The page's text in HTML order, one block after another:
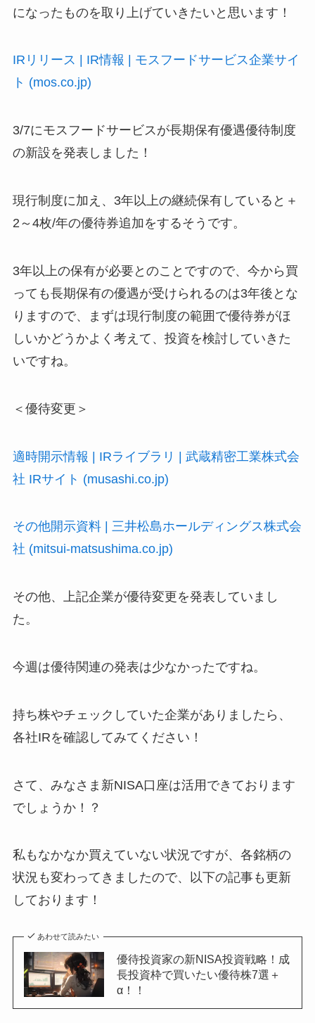
になったものを取り上げていきたいと思います！
IRリリース | IR情報 | モスフードサービス企業サイ
ト (mos.co.jp)
3/7にモスフードサービスが長期保有優遇優待制度
の新設を発表しました！
現行制度に加え、3年以上の継続保有していると＋
2～4枚/年の優待券追加をするそうです。
3年以上の保有が必要とのことですので、今から買
っても長期保有の優遇が受けられるのは3年後とな
りますので、まずは現行制度の範囲で優待券がほ
しいかどうかよく考えて、投資を検討していきた
いですね。
＜優待変更＞
適時開示情報 | IRライブラリ | 武蔵精密工業株式会
社 IRサイト (musashi.co.jp)
その他開示資料 | 三井松島ホールディングス株式会
社 (mitsui-matsushima.co.jp)
その他、上記企業が優待変更を発表していまし
た。
今週は優待関連の発表は少なかったですね。
持ち株やチェックしていた企業がありましたら、
各社IRを確認してみてください！
さて、みなさま新NISA口座は活用できております
でしょうか！？
私もなかなか買えていない状況ですが、各銘柄の
状況も変わってきましたので、以下の記事も更新
しております！
あわせて読みたい
優待投資家の新NISA投資戦略！成
長投資枠で買いたい優待株7選＋
α！！